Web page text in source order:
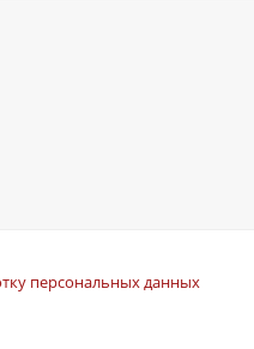
персональных данных